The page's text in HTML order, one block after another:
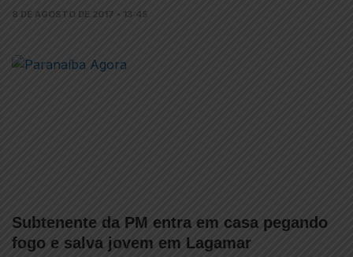
8 DE AGOSTO DE 2017 • 13:45
Subtenente da PM entra em casa pegando
fogo e salva jovem em Lagamar